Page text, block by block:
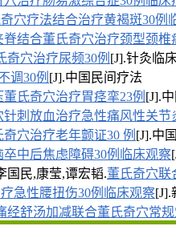
穴疗法结合治疗黄褐斑30例
脊结合董氏奇穴治疗颈型颈椎
奇穴治疗尿频30例 [J].针灸临
调30例 [J].中国民间疗法
氏奇穴治疗胃痉挛23例 [J].
针刺放血治疗急性痛风性关节
穴治疗老年颤证30 例 [J].中
卒中后焦虑障碍30例临床观察
国民,康莹,谭宏韬.董氏奇穴联
急性腰扭伤30例临床观察[J].
经舒汤加减联合董氏奇穴常